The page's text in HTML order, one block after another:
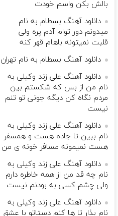
بالش بکن واسم خودت
دانلود آهنگ بسطام به نام
میدونم دور توام آدم پره ولی
قلبت نمیتونه باهام قهر کنه
دانلود آهنگ بسطام به نام تهران
دانلود آهنگ علی زند وکیلی به
نام من از بس كه شكستم بین
مردم نگاه كن دیگه جونى تو تنم
نیست
دانلود آهنگ علی زند وکیلی به
نام ببین تا جاده هست و همسفر
هست نمیمونه مسافر خونه ی من
دانلود آهنگ علی زند وکیلی به
نام چه قد من از همه خاطره دارم
ولی چشم كسی به بودنم نیست
دانلود آهنگ علی زند وکیلی به
نام بذار تا ها كنم دستاتو با عشق